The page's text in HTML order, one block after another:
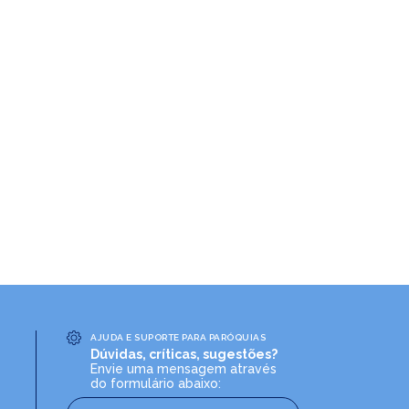
AJUDA E SUPORTE PARA PARÓQUIAS
Dúvidas, críticas, sugestões?
Envie uma mensagem através
do formulário abaixo: